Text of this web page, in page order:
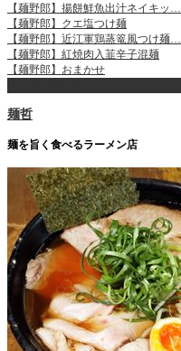
【麺野郎】揚餅鮮魚出汁ネイキッ…
【麺野郎】クエ塩つけ麺
【麺野郎】近江軍鶏蒸篭風つけ麺…
【麺野郎】紅焼肉入韮辛子混麺
【麺野郎】おまかせ
麺哲
麺を旨く食べるラーメン店